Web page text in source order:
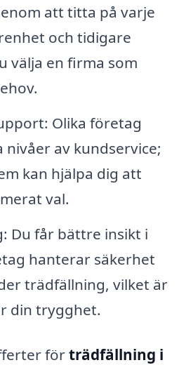
att titta på varje
och tidigare
välja en firma som
Olika företag
av kundservice;
kan hjälpa dig att
val.
Du får bättre insikt i
hanterar säkerhet
trädfällning, vilket är
din trygghet.
förträdfällning i